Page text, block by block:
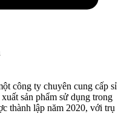
công ty chuyên cung cấp sỉ
sản phẩm sử dụng trong
thành lập năm 2020, với trụ